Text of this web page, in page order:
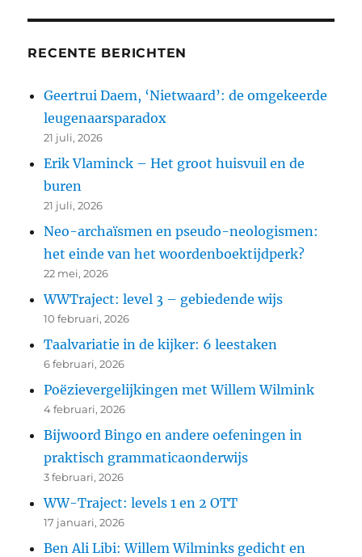
RECENTE BERICHTEN
Geertrui Daem, ‘Nietwaard’: de omgekeerde
leugenaarsparadox
21 juli, 2026
Erik Vlaminck – Het groot huisvuil en de
buren
21 juli, 2026
Neo-archaïsmen en pseudo-neologismen:
het einde van het woordenboektijdperk?
22 mei, 2026
WWTraject: level 3 – gebiedende wijs
10 februari, 2026
Taalvariatie in de kijker: 6 leestaken
6 februari, 2026
Poëzievergelijkingen met Willem Wilmink
4 februari, 2026
Bijwoord Bingo en andere oefeningen in
praktisch grammaticaonderwijs
3 februari, 2026
WW-Traject: levels 1 en 2 OTT
17 januari, 2026
Ben Ali Libi: Willem Wilminks gedicht en